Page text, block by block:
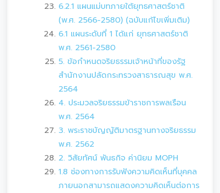
6.2.1 แผนแม่บทภายใต้ยุทธศาสตร์ชาติ
(พ.ศ. 2566-2580) (ฉบับแก้ไขเพิ่มเติม)
6.1 แผนระดับที่ 1 ได้แก่ ยุทธศาสตร์ชาติ
พ.ศ. 2561-2580
5. ข้อกำหนดจริยธรรมเจ้าหน้าที่ของรัฐ
สำนักงานปลัดกระทรวงสาธารณสุข พ.ศ.
2564
4. ประมวลจริยธรรมข้าราชการพลเรือน
พ.ศ. 2564
3. พระราชบัญญัติมาตรฐานทางจริยธรรม
พ.ศ. 2562
2. วิสัยทัศน์ พันธกิจ ค่านิยม MOPH
1.8 ช่องทางการรับฟังความคิดเห็นที่บุคคล
ภายนอกสามารถแสดงความคิดเห็นต่อการ